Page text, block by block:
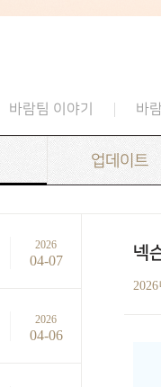
바람팀 이야기 바
업데이트
2026
04-07
2026
04-06
넥